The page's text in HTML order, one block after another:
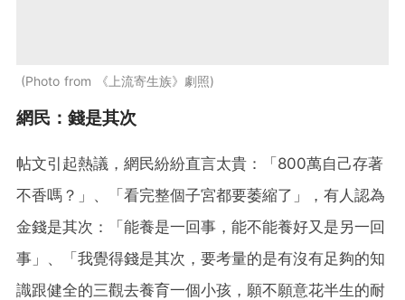
Photo from 《上流寄生族》劇照
網民：錢是其次
帖文引起熱議，網民紛紛直言太貴：「800萬自己存著
不香嗎？」、「看完整個子宮都要萎縮了」，有人認為
金錢是其次：「能養是一回事，能不能養好又是另一回
事」、「我覺得錢是其次，要考量的是有沒有足夠的知
識跟健全的三觀去養育一個小孩，願不願意花半生的耐